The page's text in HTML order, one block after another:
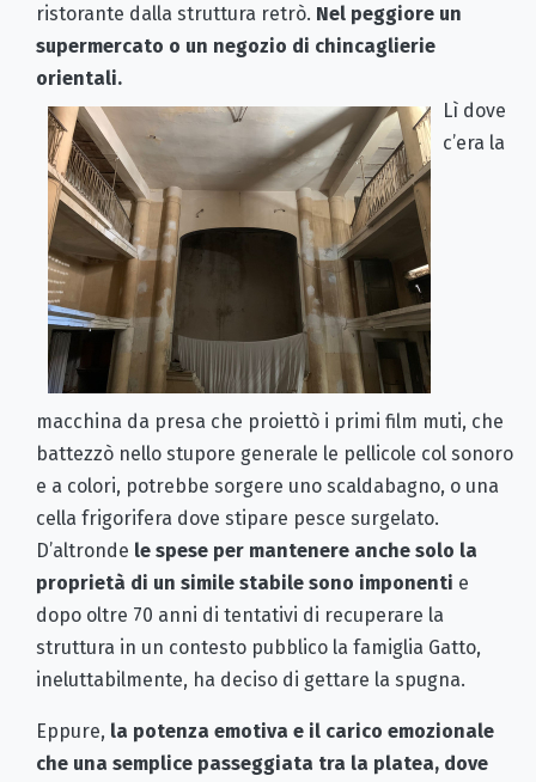
ristorante dalla struttura retrò. Nel peggiore un
supermercato o un negozio di chincaglierie
orientali.
Lì dove
c’era la
macchina da presa che proiettò i primi film muti, che
battezzò nello stupore generale le pellicole col sonoro
e a colori, potrebbe sorgere uno scaldabagno, o una
cella frigorifera dove stipare pesce surgelato.
D’altronde le spese per mantenere anche solo la
proprietà di un simile stabile sono imponenti e
dopo oltre 70 anni di tentativi di recuperare la
struttura in un contesto pubblico la famiglia Gatto,
ineluttabilmente, ha deciso di gettare la spugna.
Eppure, la potenza emotiva e il carico emozionale
che una semplice passeggiata tra la platea, dove